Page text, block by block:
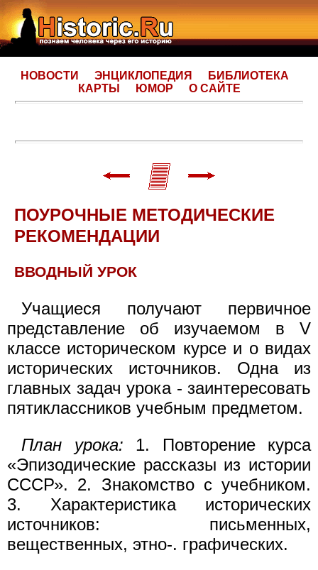
НОВОСТИ ЭНЦИКЛОПЕДИЯ
БИБЛИОТЕКА
КАРТЫ
ЮМОР О САЙТЕ
ПОУРОЧНЫЕ МЕТОДИЧЕСКИЕ
РЕКОМЕНДАЦИИ
ВВОДНЫЙ УРОК
Учащиеся получают первичное
представление об изучаемом в V
классе историческом курсе и о видах
исторических источников. Одна из
главных задач урока - заинтересовать
пятиклассников учебным предметом.
План урока: 1. Повторение курса
«Эпизодические рассказы из истории
СССР». 2. Знакомство с учебником.
3. Характеристика исторических
источников: письменных,
вещественных, этно-. графических.